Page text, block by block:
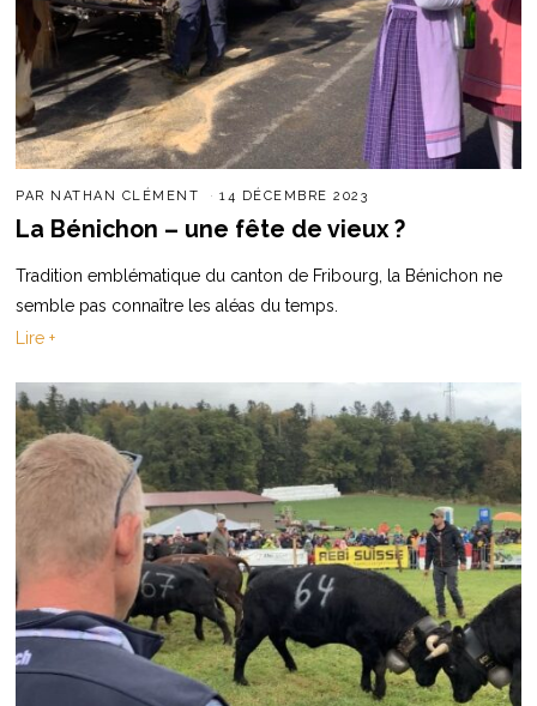
PAR NATHAN CLÉMENT 14 DÉCEMBRE 2023
La Bénichon – une fête de vieux ?
Tradition emblématique du canton de Fribourg, la Bénichon ne
semble pas connaître les aléas du temps.
Lire +